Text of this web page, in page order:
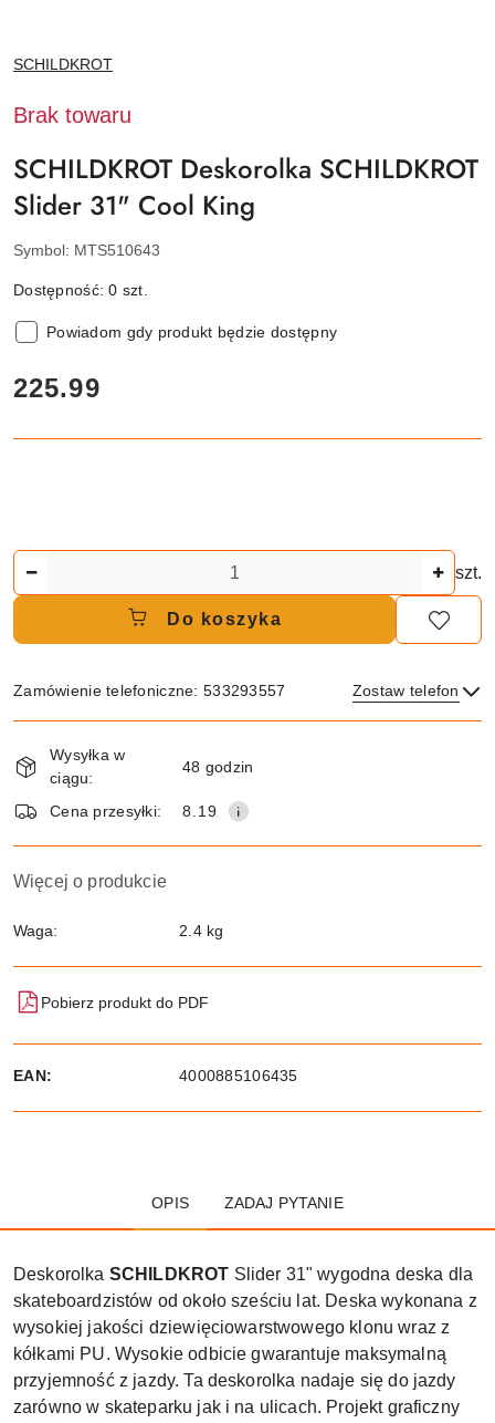
NAZWA
PRODUCENTA:
SCHILDKROT
Brak towaru
SCHILDKROT Deskorolka SCHILDKROT
Slider 31" Cool King
Symbol: MTS510643
Dostępność:0 szt.
Powiadom gdy produkt będzie dostępny
cena:
225.99
szt.
Do koszyka
Zamówienie telefoniczne: 533293557 Zostaw telefon
i
dostawa
Wysyłka w
ciągu:
48 godzin
Cena przesyłki: 8.19
Więcej o produkcie
Waga: 2.4 kg
Pobierz produkt do PDF
EAN: 4000885106435
OPIS ZADAJ PYTANIE
Deskorolka SCHILDKROT Slider 31" wygodna deska dla
skateboardzistów od około sześciu lat. Deska wykonana z
wysokiej jakości dziewięciowarstwowego klonu wraz z
kółkami PU. Wysokie odbicie gwarantuje maksymalną
przyjemność z jazdy. Ta deskorolka nadaje się do jazdy
zarówno w skateparku jak i na ulicach. Projekt graficzny